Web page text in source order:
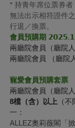
* 持青年席位票券
無法出示相符證件
行退／換票。
會員預購期
兩廳院會員（廳院
兩廳院會員 （廳院
寵愛會員預購套票
兩廳院會員（廳院
8檔（含）以上 （
一：
ALLEZ奧莉薇閣「